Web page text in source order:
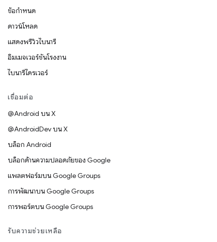
ข้อกำหนด
ดาวน์โหลด
แสดงพรีวิวไบนารี
อิมเมจเวอร์ชันโรงงาน
ไบนารีไดรเวอร์
เชื่อมต่อ
@Android บน X
@AndroidDev บน X
บล็อก Android
บล็อกด้านความปลอดภัยของ Google
แพลตฟอร์มบน Google Groups
การพัฒนาบน Google Groups
การพอร์ตบน Google Groups
รับความช่วยเหลือ